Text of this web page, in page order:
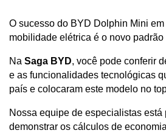
O sucesso do BYD Dolphin Mini
mobilidade elétrica é o novo
Na Saga BYD, você pode conferir
e as funcionalidades tecnológicas
país e colocaram este modelo no
Nossa equipe de especialistas está
demonstrar os cálculos de